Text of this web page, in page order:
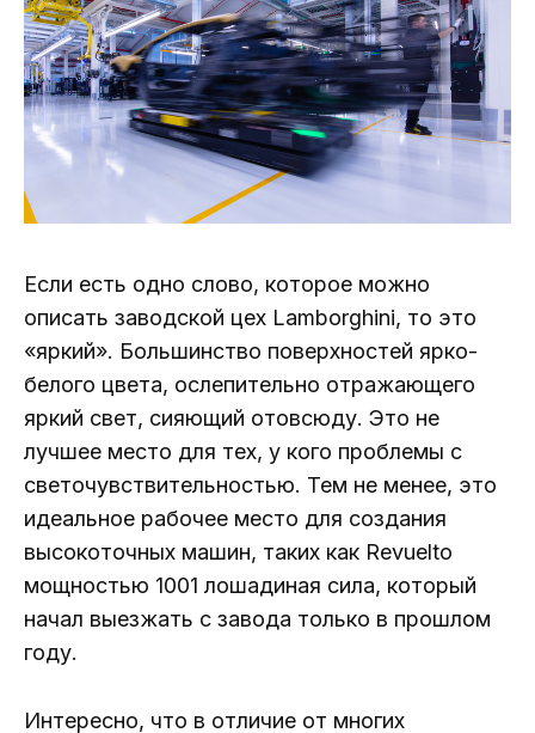
Если есть одно слово, которое можно
описать заводской цех Lamborghini, то это
«яркий». Большинство поверхностей ярко-
белого цвета, ослепительно отражающего
яркий свет, сияющий отовсюду. Это не
лучшее место для тех, у кого проблемы с
светочувствительностью. Тем не менее, это
идеальное рабочее место для создания
высокоточных машин, таких как Revuelto
мощностью 1001 лошадиная сила, который
начал выезжать с завода только в прошлом
году.
Интересно, что в отличие от многих